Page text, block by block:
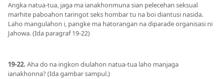
Angka natua-tua, jaga ma ianakhonmuna sian pelecehan seksual
marhite paboahon taringot seks hombar tu na boi diantusi nasida.
Laho mangulahon i, pangke ma hatorangan na diparade organisasi ni
Jahowa. (Ida paragraf 19-22)
19-22. Aha do na ingkon diulahon natua-tua laho manjaga
ianakhonna? (Ida gambar sampul.)